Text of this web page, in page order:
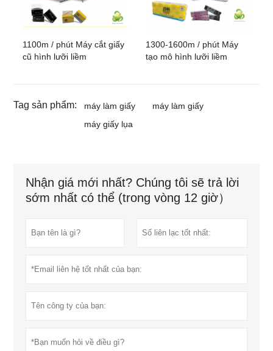
1100m / phút Máy cắt giấy
cũ hình lưỡi liềm
1300-1600m / phút Máy
tạo mô hình lưỡi liềm
Tag sản phẩm: máy làm giấy
máy làm giấy
máy giấy lụa
Nhận giá mới nhất? Chúng tôi sẽ trả lời
sớm nhất có thể (trong vòng 12 giờ）